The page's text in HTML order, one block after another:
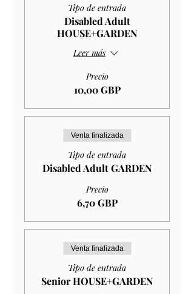
Tipo de entrada
Disabled Adult
HOUSE+GARDEN
Leer más
Precio
10,00 GBP
Venta finalizada
Tipo de entrada
Disabled Adult GARDEN
Precio
6,70 GBP
Venta finalizada
Tipo de entrada
Senior HOUSE+GARDEN